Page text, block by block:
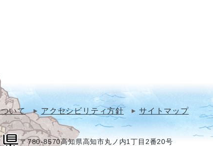
いて アクセシビリティ方針 サイトマップ
〒780-8570高知県高知市丸ノ内1丁目2番20号